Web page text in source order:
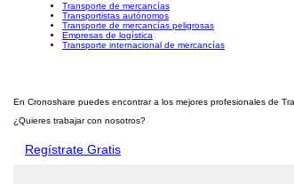
Transporte de mercancías
Transportistas autónomos
Transporte de mercancías peligrosas
Empresas de logística
Transporte internacional de mercancías
En Cronoshare puedes encontrar a los mejores profesionales de
¿Quieres trabajar con nosotros?
Regístrate Gratis